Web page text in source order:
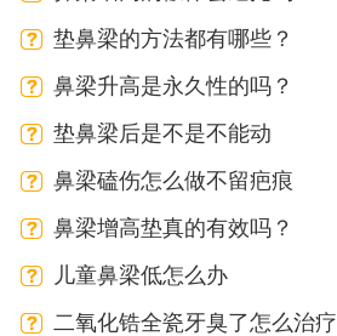
垫鼻梁的方法都有哪些？
鼻梁升高是永久性的吗？
垫鼻梁后是不是不能动
鼻梁磕伤怎么做不留疤痕
鼻梁增高垫真的有效吗？
儿童鼻梁低怎么办
二氧化锆全瓷牙臭了怎么治疗